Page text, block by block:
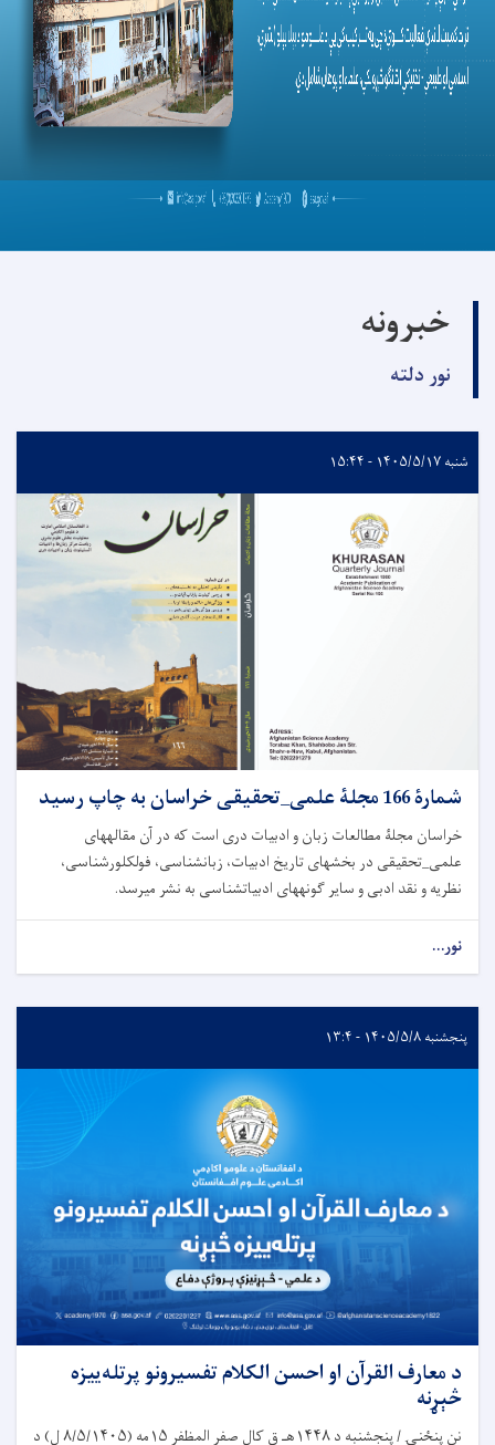
خبرونه
نور دلته
شنبه ۱۴۰۵/۵/۱۷ - ۱۵:۴۴
شمارۀ 166 مجلۀ علمی_تحقیقی خراسان به چاپ رسید
خراسان مجلۀ مطالعات زبان و ادبیات دری است که در آن مقاله­های
علمی_تحقیقی در بخش­های تاریخ ادبیات، زبان­شناسی، فولکلورشناسی،
نظریه و نقد ادبی و سایر گونه­های ادبیات­شناسی به نشر می­رسد.
نور...
پنجشنبه ۱۴۰۵/۵/۸ - ۱۳:۴
د معارف القرآن او احسن الکلام تفسیرونو پرتله‌ییزه
څېړنه
نن پنځنۍ / پنجشنبه د ۱۴۴۸هـ ق کال صفر المظفر ۱۵مه (۸/۵/۱۴۰۵ ل) د